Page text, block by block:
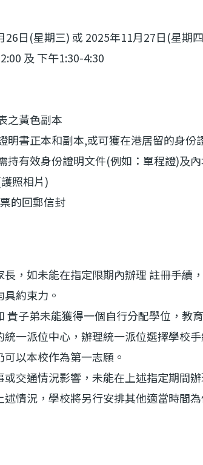
26日(星期三) 或 2025年11月27日(星期
及 下午1:30-4:30
之黃色副本
明書正本和副本,或可獲在港居留的身份
持有效身份證明文件(例如：單程證)及
照相片)
的回郵信封
長，如未能在指定限期內辦理 註冊手續
約束力。
貴子弟未能獲得一個自行分配學位，教
一派位中心， 辦理統一派位選擇學校
以本校作為第一志願。
或交通情況影響，未能在上述指定期間
述情況，學校將另行安排其他適當時間